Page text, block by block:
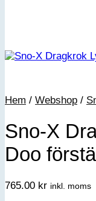
Hem / Webshop /
Sno-X
Doo
765.00 kr inkl. moms